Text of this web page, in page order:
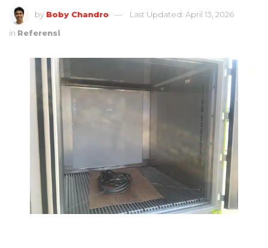
by Boby Chandro
Last Updated: April 13, 2026
in Referensi